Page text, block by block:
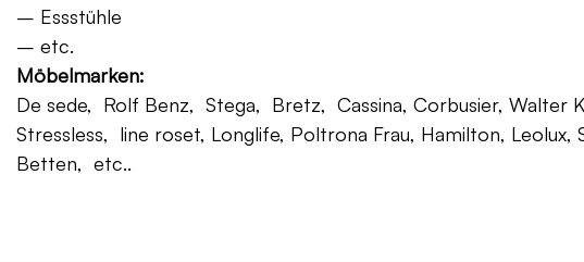
– Essstühle
– etc.
Möbelmarken:
De sede, Rolf Benz, Stega, Bretz, Cassina, Corbusier, Walter
Stressless, line roset, Longlife, Poltrona Frau, Hamilton,
Betten, etc..